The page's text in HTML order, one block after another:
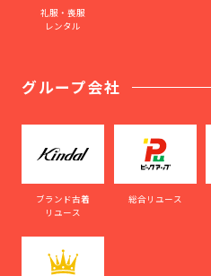
礼服・喪服
レンタル
グループ会社
ブランド古着
リユース
総合リユース